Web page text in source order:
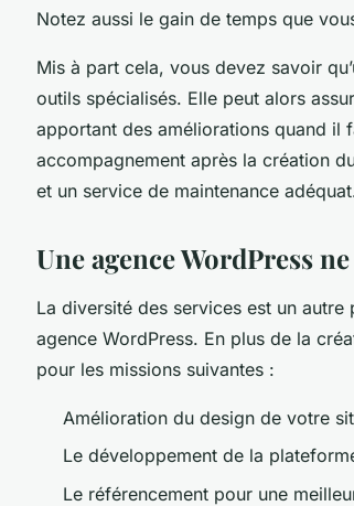
Notez aussi le gain de temps que
Mis à part cela, vous devez savoir
outils spécialisés. Elle peut alors
apportant des améliorations quand il
accompagnement après la création
et un service de maintenance
Une agence WordPress
La diversité des services est un
agence WordPress. En plus de la
pour les missions suivantes :
Amélioration du design de votre
Le développement de la
Le référencement pour une